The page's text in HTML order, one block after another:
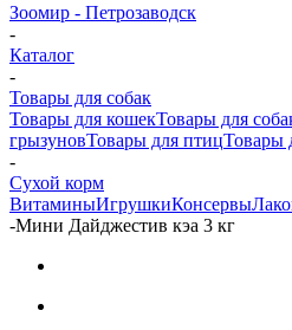
Зоомир - Петрозаводск
-
Каталог
-
Товары для собак
Товары для кошекТовары для
грызуновТовары для птицТовары
-
Cухой корм
ВитаминыИгрушкиКонсервы
-Мини Дайджестив кэа 3 кг